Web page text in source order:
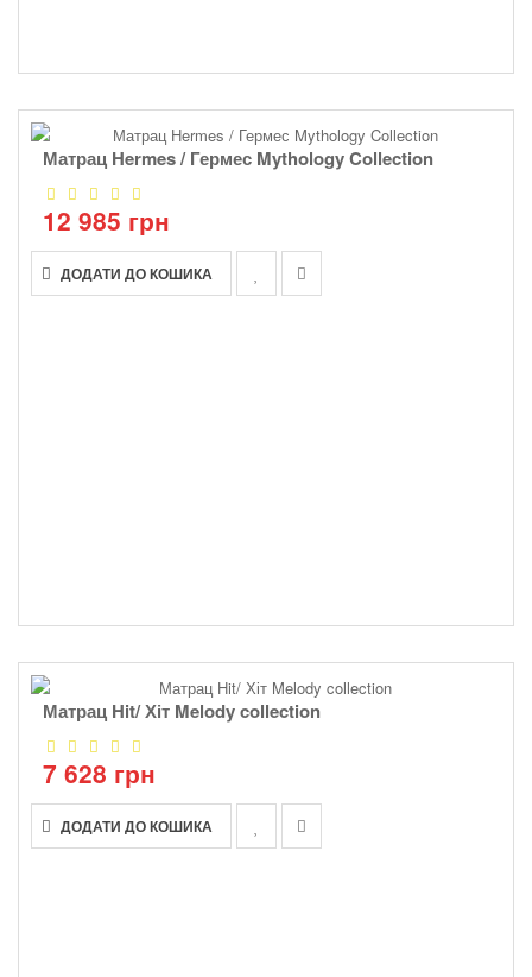
Матрац Hermes / Гермес Mythology Collection
12 985 грн
ДОДАТИ ДО КОШИКА
Матрац Hit/ Хіт Melody collection
7 628 грн
ДОДАТИ ДО КОШИКА